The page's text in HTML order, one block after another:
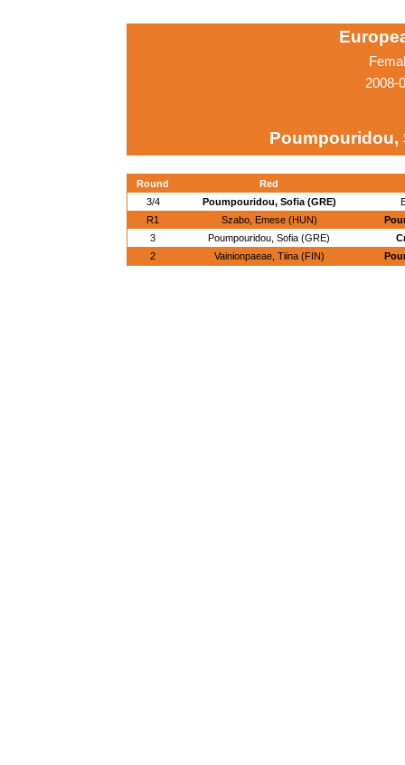
2008-
Poumpouridou,
Round
Red
3/4
Poumpouridou, Sofia (GRE)
R1
Szabo, Emese (HUN)
3
Poumpouridou, Sofia (GRE)
2
Vainionpaeae, Tiina (FIN)